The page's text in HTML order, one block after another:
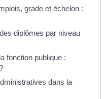
grade et échelon :
diplômes par niveau
fonction publique :
dans la